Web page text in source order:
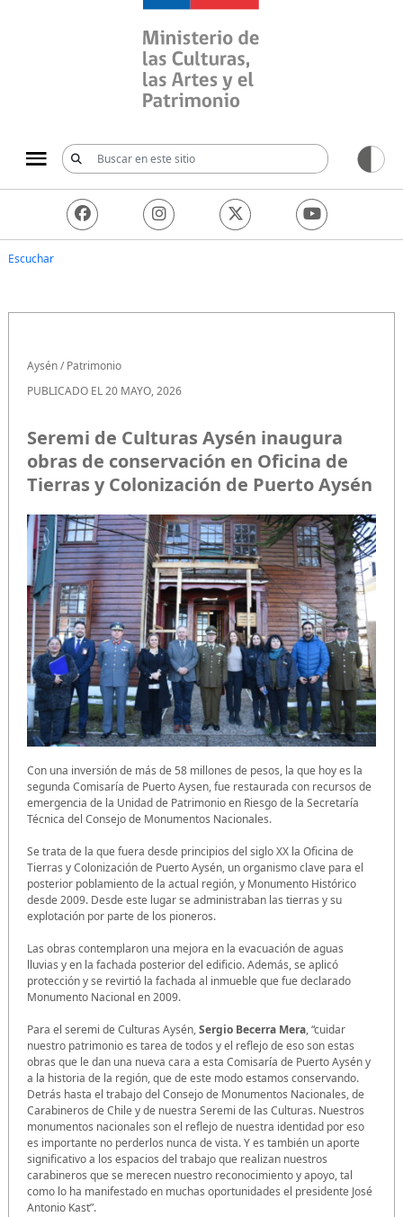
Ministerio de las
Escuchar
Aysén/Patrimonio
PUBLICADO EL 20 MAYO, 2026
Seremi de Culturas Aysén inaugura
obras de conservación en Oficina de
Tierras y Colonización de Puerto Aysén
Con una inversión de más de 58 millones de pesos, la que hoy es la
segunda Comisaría de Puerto Aysen, fue restaurada con recursos de
emergencia de la Unidad de Patrimonio en Riesgo de la Secretaría
Técnica del Consejo de Monumentos Nacionales.
Se trata de la que fuera desde principios del siglo XX la Oficina de
Tierras y Colonización de Puerto Aysén, un organismo clave para el
posterior poblamiento de la actual región, y Monumento Histórico
desde 2009. Desde este lugar se administraban las tierras y su
explotación por parte de los pioneros.
Las obras contemplaron una mejora en la evacuación de aguas
lluvias y en la fachada posterior del edificio. Además, se aplicó
protección y se revirtió la fachada al inmueble que fue declarado
Monumento Nacional en 2009.
Para el seremi de Culturas Aysén,Sergio Becerra Mera, “cuidar
nuestro patrimonio es tarea de todos y el reflejo de eso son estas
obras que le dan una nueva cara a esta Comisaría de Puerto Aysén y
a la historia de la región, que de este modo estamos conservando.
Detrás hasta el trabajo del Consejo de Monumentos Nacionales, de
Carabineros de Chile y de nuestra Seremi de las Culturas. Nuestros
monumentos nacionales son el reflejo de nuestra identidad por eso
es importante no perderlos nunca de vista. Y es también un aporte
significativo a los espacios del trabajo que realizan nuestros
carabineros que se merecen nuestro reconocimiento y apoyo, tal
como lo ha manifestado en muchas oportunidades el presidente José
Antonio Kast”.